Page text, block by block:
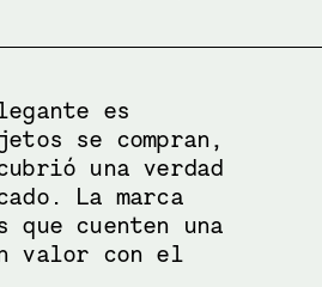
es
se compran,
una verdad
La marca
que cuenten una
valor con el